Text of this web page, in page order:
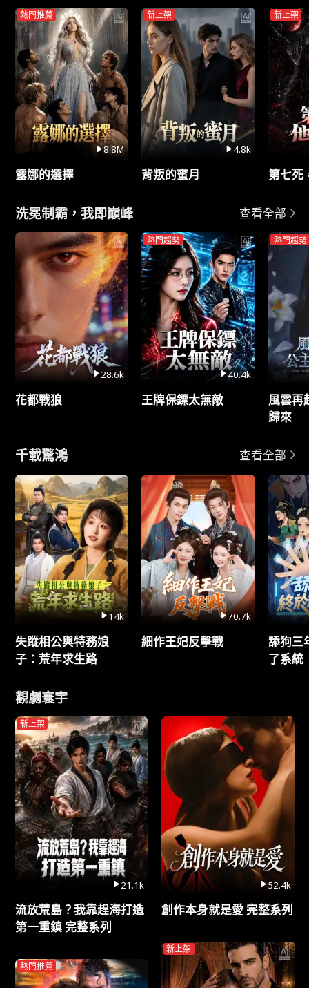
熱門推薦
8.8M
露娜的選擇
新上架
4.8k
背叛的蜜月
新上架
第七死
洗冕制霸，我即巔峰 查看全部
28.6k
花都戰狼
熱門趨勢
40.4k
王牌保鏢太無敵
熱門趨勢
風雲再
歸來
千載驚鴻 查看全部
14k
失蹤相公與特務娘
子：荒年求生路
70.7k
細作王妃反擊戰
舔狗三
了系統
觀劇寰宇
新上架
21.1k
流放荒島？我靠趕海打造
第一重鎮 完整系列
熱門推薦
52.4k
創作本身就是愛 完整系列
新上架